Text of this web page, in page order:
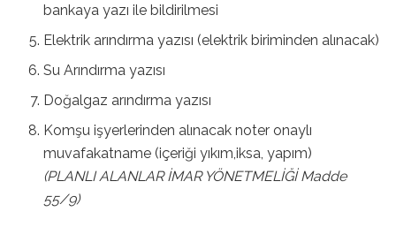
bankaya yazı ile bildirilmesi
Elektrik arındırma yazısı (elektrik biriminden alınacak)
Su Arındırma yazısı
Doğalgaz arındırma yazısı
Komşu işyerlerinden alınacak noter onaylı
muvafakatname (içeriği yıkım,iksa, yapım)
(PLANLI ALANLAR İMAR YÖNETMELİĞİ Madde
55/9)